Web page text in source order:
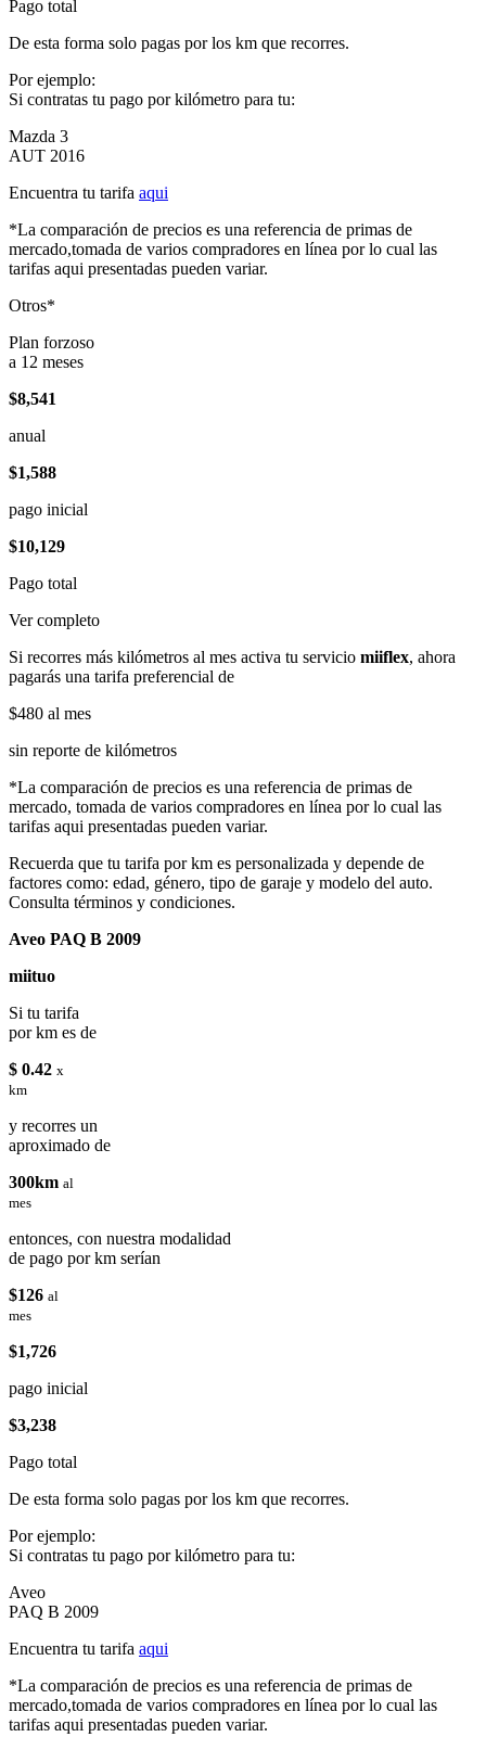
Pago total
De esta forma solo pagas por los km que recorres.
Por ejemplo:
Si contratas tu pago por kilómetro para tu:
Mazda 3
AUT 2016
Encuentra tu tarifa aqui
*La comparación de precios es una referencia de primas de
mercado,tomada de varios compradores en línea por lo cual las
tarifas aqui presentadas pueden variar.
Otros*
Plan forzoso
a 12 meses
$8,541
anual
$1,588
pago inicial
$10,129
Pago total
Ver completo
Si recorres más kilómetros al mes activa tu servicio miiflex, ahora
pagarás una tarifa preferencial de
$480 al mes
sin reporte de kilómetros
*La comparación de precios es una referencia de primas de
mercado, tomada de varios compradores en línea por lo cual las
tarifas aqui presentadas pueden variar.
Recuerda que tu tarifa por km es personalizada y depende de
factores como: edad, género, tipo de garaje y modelo del auto.
Consulta términos y condiciones.
Aveo PAQ B 2009
miituo
Si tu tarifa
por km es de
$ 0.42 x
km
y recorres un
aproximado de
300km al
mes
entonces, con nuestra modalidad
de pago por km serían
$126 al
mes
$1,726
pago inicial
$3,238
Pago total
De esta forma solo pagas por los km que recorres.
Por ejemplo:
Si contratas tu pago por kilómetro para tu:
Aveo
PAQ B 2009
Encuentra tu tarifa aqui
*La comparación de precios es una referencia de primas de
mercado,tomada de varios compradores en línea por lo cual las
tarifas aqui presentadas pueden variar.